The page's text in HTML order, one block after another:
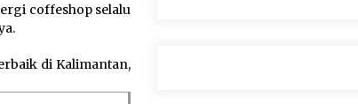
coffeshop selalu
di Kalimantan,